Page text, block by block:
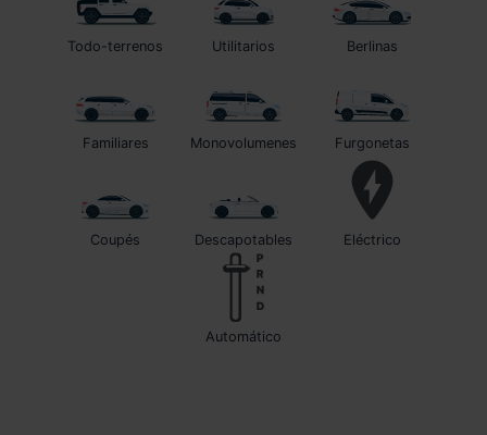
Todo-terrenos Utilitarios Berlinas
Familiares Monovolumenes Furgonetas
Coupés Descapotables Eléctrico
automático